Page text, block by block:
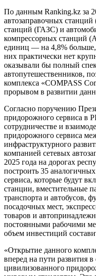
По данным Ranking.kz за
автозаправочных
станций (ГАЗС) и
компрессорных станций
единиц — на 4,8%
них практически нет
оказывали бы полный
автопутешественников,
комплекса «COMPASS
прорывом в развитии
Согласно поручению
придорожного сервиса в
сотрудничестве и
придорожного сервиса
инфраструктурного
компанией сетевых
2025 года на дорогах
построить 35
сервиса, которые будут
станции, вместительные
транспорта и автобусов,
посадочных мест,
товаров и
постоянными рабочими
объем инвестиций
«Открытие данного
вперед на пути развития
цивилизованного